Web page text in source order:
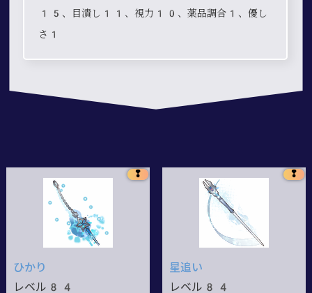
15、目潰し11、視力10、薬品調合1、優し
さ1
❢
ひかり
レベル84
❢
星追い
レベル84